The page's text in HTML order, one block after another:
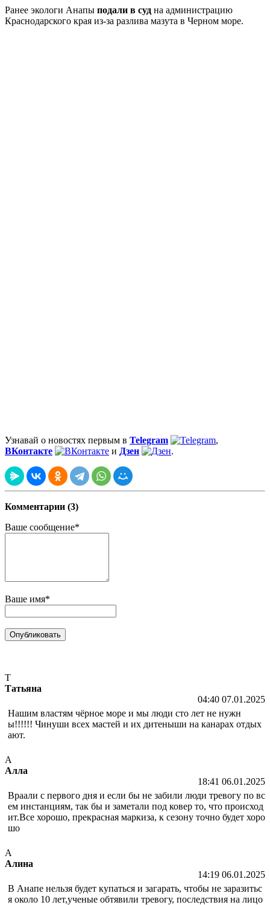
Ранее экологи Анапы подали в суд на администрацию
Краснодарского края из-за разлива мазута в Черном море.
Узнавай о новостях первым в Telegram
,
ВКонтакте
и Дзен .
Комментарии (3)
Ваше сообщение*
Ваше имя*
Т
Татьяна
04:40 07.01.2025
Нашим властям чёрное море и мы люди сто лет не нужн
ы!!!!!! Чинуши всех мастей и их дитеныши на канарах отдых
ают.
А
Алла
18:41 06.01.2025
Враали с первого дня и если бы не забили люди тревогу по вс
ем инстанциям, так бы и заметали под ковер то, что происход
ит.Все хорошо, прекрасная маркиза, к сезону точно будет хоро
шо
А
Алина
14:19 06.01.2025
В Анапе нельзя будет купаться и загарать, чтобы не заразитьс
я около 10 лет,ученые обтявили тревогу, последствия на лицо